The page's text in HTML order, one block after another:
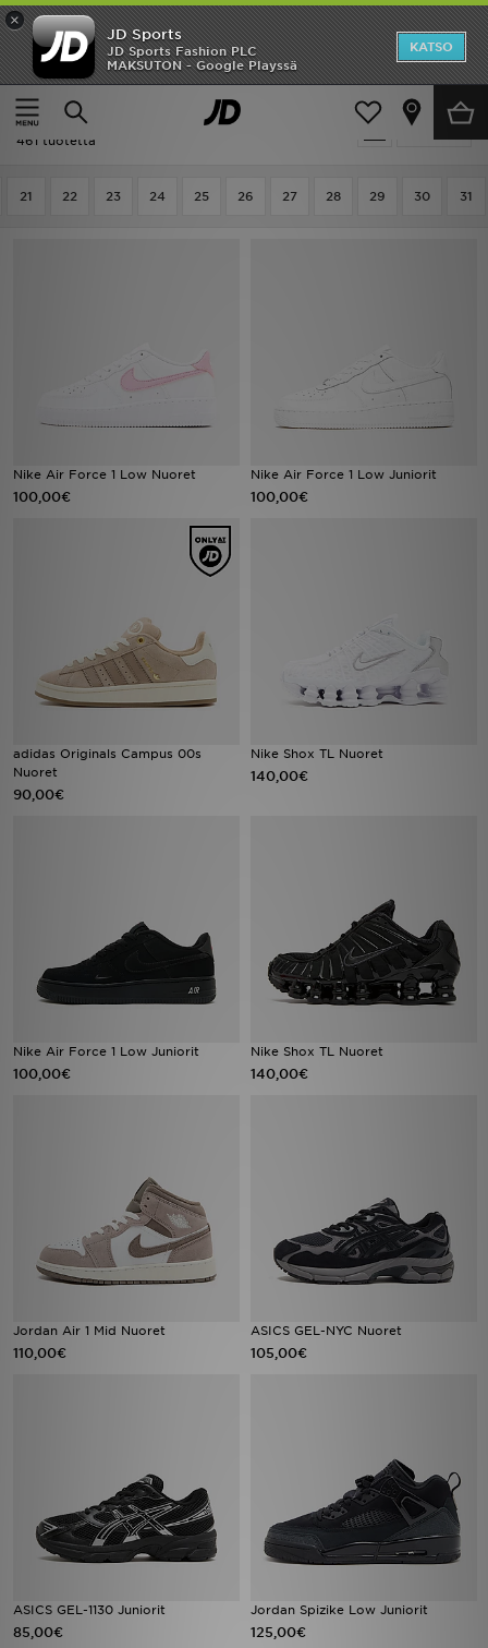
×
JD Sports
JD Sports Fashion PLC
MAKSUTON - Google Playssä
KATSO
Etusivu
Lapset
Suodata
Lapset - Sneakerit Ja Tennarit
461 tuotetta
21 22 23 24 25 26 27 28 29 30 31
Nike Air Force 1 Low Nuoret
100,00€
Nike Air Force 1 Low Juniorit
100,00€
adidas Originals Campus 00s
Nuoret
90,00€
Nike Shox TL Nuoret
140,00€
Nike Air Force 1 Low Juniorit
100,00€
Nike Shox TL Nuoret
140,00€
Jordan Air 1 Mid Nuoret
110,00€
ASICS GEL-NYC Nuoret
105,00€
ASICS GEL-1130 Juniorit
85,00€
Jordan Spizike Low Juniorit
125,00€
Etusivu
Ale
Uutuudet
Tuotemerkit
Minun viestini